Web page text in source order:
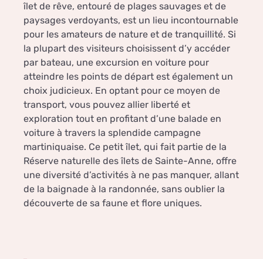
îlet de rêve, entouré de plages sauvages et de
paysages verdoyants, est un lieu incontournable
pour les amateurs de nature et de tranquillité. Si
la plupart des visiteurs choisissent d’y accéder
par bateau, une excursion en voiture pour
atteindre les points de départ est également un
choix judicieux. En optant pour ce moyen de
transport, vous pouvez allier liberté et
exploration tout en profitant d’une balade en
voiture à travers la splendide campagne
martiniquaise. Ce petit îlet, qui fait partie de la
Réserve naturelle des îlets de Sainte-Anne, offre
une diversité d’activités à ne pas manquer, allant
de la baignade à la randonnée, sans oublier la
découverte de sa faune et flore uniques.